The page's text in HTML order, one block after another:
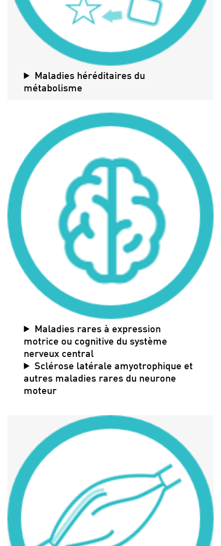
Maladies héréditaires du
métabolisme
Maladies rares à expression
motrice ou cognitive du système
nerveux central
Sclérose latérale amyotrophique et
autres maladies rares du neurone
moteur